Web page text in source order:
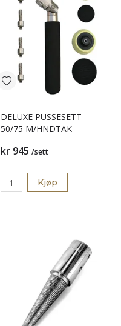
DELUXE PUSSESETT
50/75 M/HNDTAK
Pris
kr 945 /sett
Kjøp